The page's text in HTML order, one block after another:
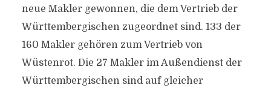
neue Makler gewonnen, die dem Vertrieb der
Württembergischen zugeordnet sind. 133 der
160 Makler gehören zum Vertrieb von
Wüstenrot. Die 27 Makler im Außendienst der
Württembergischen sind auf gleicher